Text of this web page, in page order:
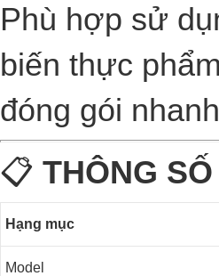
Phù hợp sử
biến thực
đóng gói
📋 THÔNG
Hạng mục
Model